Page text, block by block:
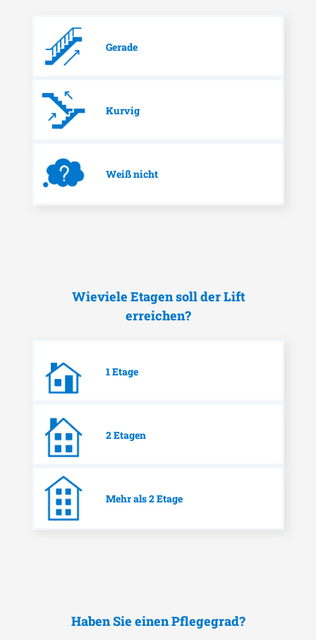
Gerade
Kurvig
Weiß nicht
Wieviele Etagen soll der Lift
erreichen?
1 Etage
2 Etagen
Mehr als 2 Etage
Haben Sie einen Pflegegrad?